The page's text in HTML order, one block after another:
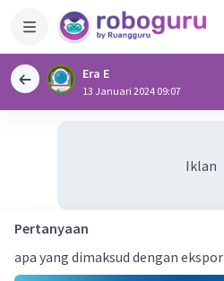
Era E
13 Januari 2024 09:07
Iklan
Pertanyaan
apa yang dimaksud dengan ekspor